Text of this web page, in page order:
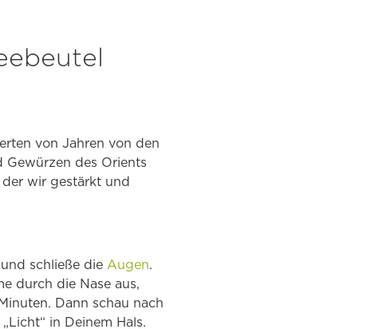
von Jahren von den
Gewürzen des Orients
der wir gestärkt und
schließe die Augen.
durch die Nase aus,
Dann schau nach
in Deinem Hals.